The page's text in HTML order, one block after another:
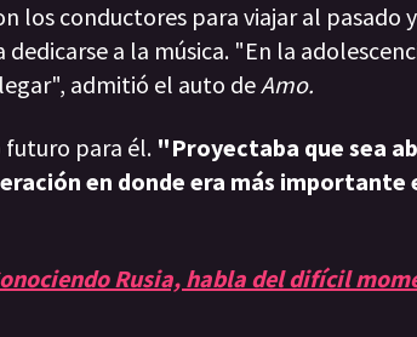
los conductores para viajar al pasado
a la música. "En la
admitió el auto deAmo.
futuro para él. "Proyectaba que sea
en donde era más importante
Rusia, habla del difícil